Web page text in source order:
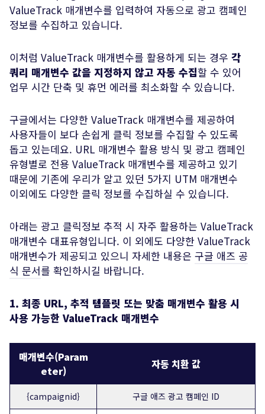
ValueTrack 매개변수를 입력하여 자동으로 광고 캠페인
정보를 수집하고 있습니다.
이처럼 ValueTrack 매개변수를 활용하게 되는 경우 각
쿼리 매개변수 값을 지정하지 않고 자동 수집할 수 있어
업무 시간 단축 및 휴먼 에러를 최소화할 수 있습니다.
구글에서는 다양한 ValueTrack 매개변수를 제공하여
사용자들이 보다 손쉽게 클릭 정보를 수집할 수 있도록
돕고 있는데요. URL 매개변수 활용 방식 및 광고 캠페인
유형별로 전용 ValueTrack 매개변수를 제공하고 있기
때문에 기존에 우리가 알고 있던 5가지 UTM 매개변수
이외에도 다양한 클릭 정보를 수집하실 수 있습니다.
아래는 광고 클릭정보 추적 시 자주 활용하는 ValueTrack
매개변수 대표유형입니다. 이 외에도 다양한 ValueTrack
매개변수가 제공되고 있으니 자세한 내용은 구글 애즈 공
식 문서를 확인하시길 바랍니다.
1. 최종 URL, 추적 템플릿 또는 맞춤 매개변수 활용 시
사용 가능한 ValueTrack 매개변수
매개변수(Param
eter)
자동 치환 값
{campaignid} 구글 애즈 광고 캠페인 ID